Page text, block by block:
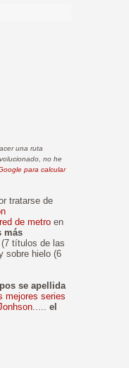
una ruta
no he
para calcular
tratarse de
red de metro en
más
títulos de las
sobre hielo (6
se apellida
mejores series
el